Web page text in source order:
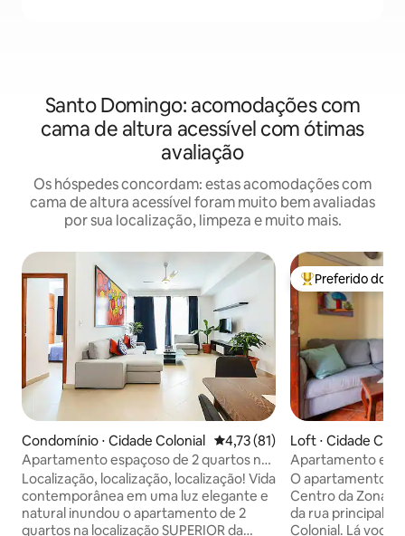
Santo Domingo: acomodações com
cama de altura acessível com ótimas
avaliação
Os hóspedes concordam: estas acomodações com
cama de altura acessível foram muito bem avaliadas
por sua localização, limpeza e muito mais.
Condomínio ⋅ Cidade Colonial 4,73 de uma avaliação média
4,73 (81)
Apartamento espaçoso de 2 quartos na
zona colonial
Localização, localização, localização! Vida
contemporânea em uma luz elegante e
natural inundou o apartamento de 2
quartos na localização SUPERIOR da
Entre os
Preferido dos
Loft ⋅ Cidade
Apartamento
central
O apartamento
Centro da Zona
da rua principal
Colonial. Lá você